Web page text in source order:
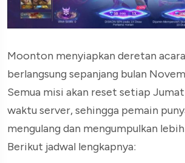
Moonton menyiapkan deretan
berlangsung sepanjang bulan
Semua misi akan reset setiap
waktu server, sehingga pemain
mengulang dan mengumpulkan
Berikut jadwal lengkapnya: